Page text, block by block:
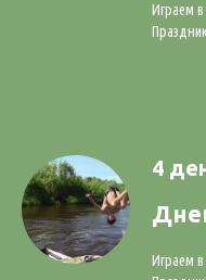
Играем
4
Играем